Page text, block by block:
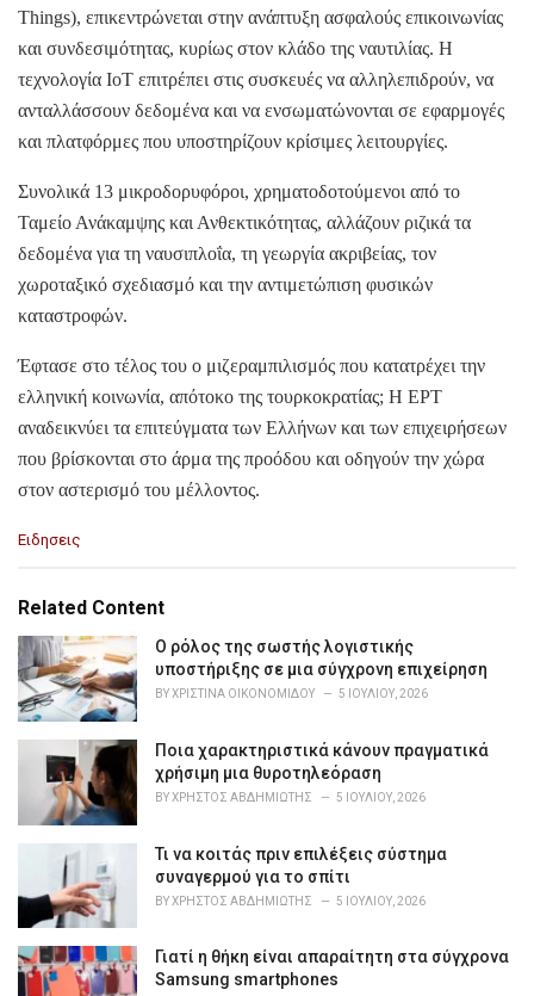
Things), επικεντρώνεται στην ανάπτυξη ασφαλούς επικοινωνίας
και συνδεσιμότητας, κυρίως στον κλάδο της ναυτιλίας. Η
τεχνολογία IoT επιτρέπει στις συσκευές να αλληλεπιδρούν, να
ανταλλάσσουν δεδομένα και να ενσωματώνονται σε εφαρμογές
και πλατφόρμες που υποστηρίζουν κρίσιμες λειτουργίες.
Συνολικά 13 μικροδορυφόροι, χρηματοδοτούμενοι από το
Ταμείο Ανάκαμψης και Ανθεκτικότητας, αλλάζουν ριζικά τα
δεδομένα για τη ναυσιπλοΐα, τη γεωργία ακριβείας, τον
χωροταξικό σχεδιασμό και την αντιμετώπιση φυσικών
καταστροφών.
Έφτασε στο τέλος του ο μιζεραμπιλισμός που κατατρέχει την
ελληνική κοινωνία, απότοκο της τουρκοκρατίας; Η ΕΡΤ
αναδεικνύει τα επιτεύγματα των Ελλήνων και των επιχειρήσεων
που βρίσκονται στο άρμα της προόδου και οδηγούν την χώρα
στον αστερισμό του μέλλοντος.
C
e
o
r
e
Ειδησεις
Related Content
Ο ρόλος της σωστής λογιστικής
υποστήριξης σε μια σύγχρονη επιχείρηση
BYΧΡΙΣΤΊΝΑ ΟΙΚΟΝΟΜΊΔΟΥ 5 ΙΟΥΛΊΟΥ, 2026
Ποια χαρακτηριστικά κάνουν πραγματικά
χρήσιμη μια θυροτηλεόραση
BYΧΡΉΣΤΟΣ ΑΒΔΗΜΙΏΤΗΣ 5 ΙΟΥΛΊΟΥ, 2026
Τι να κοιτάς πριν επιλέξεις σύστημα
συναγερμού για το σπίτι
BYΧΡΉΣΤΟΣ ΑΒΔΗΜΙΏΤΗΣ 5 ΙΟΥΛΊΟΥ, 2026
Γιατί η θήκη είναι απαραίτητη στα σύγχρονα
Samsung smartphones